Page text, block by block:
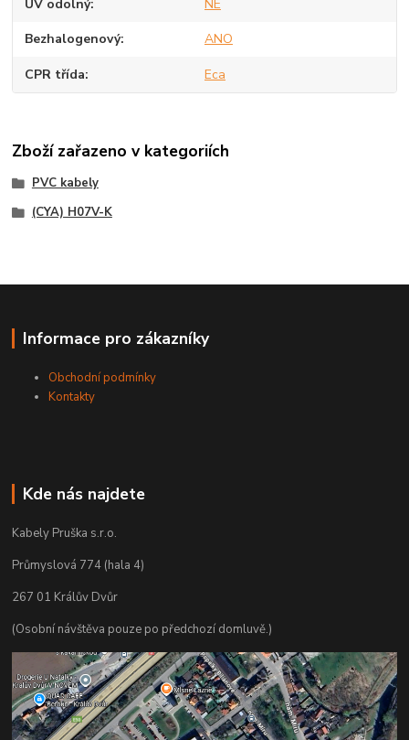
UV odolný NE
Bezhalogenový ANO
CPR třída Eca
Zboží zařazeno v kategoriích
PVC kabely
(CYA) H07V-K
Informace pro zákazníky
Obchodní podmínky
Kontakty
Kde nás najdete
Kabely Pruška s.r.o.
Průmyslová 774 (hala 4)
267 01 Králův Dvůr
(Osobní návštěva pouze po předchozí domluvě.)